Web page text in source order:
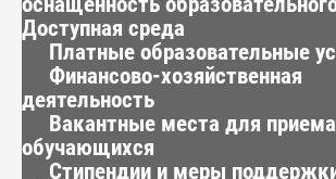
Доступная среда
Платные образовательные
Финансово-хозяйственная
деятельность
Вакантные места для
обучающихся
Стипендии и меры